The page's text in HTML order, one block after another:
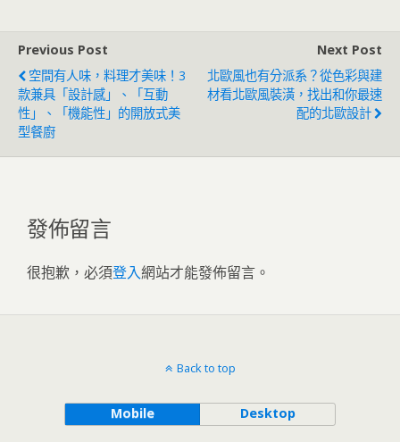
Previous Post
空間有人味，料理才美味！3
款兼具「設計感」、「互動
性」、「機能性」的開放式美
型餐廚
Next Post
北歐風也有分派系？從色彩與建
材看北歐風裝潢，找出和你最速
配的北歐設計
發佈留言
很抱歉，必須登入網站才能發佈留言。
Back to top
Mobile Desktop